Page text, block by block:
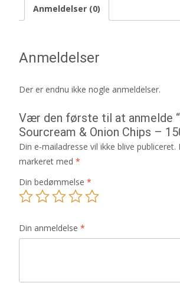
Anmeldelser (0)
Anmeldelser
Der er endnu ikke nogle anmeldelser.
Vær den første til at anmelde
Sourcream & Onion Chips –
Din e-mailadresse vil ikke blive publiceret.
markeret med *
Din bedømmelse *
Din anmeldelse *